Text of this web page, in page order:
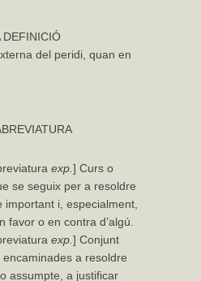
DEFINICIÓ
del peridi, quan en
exp.] Curs o
se seguix per a resoldre
important i, especialment,
favor o en contra d’algú.
exp.] Conjunt
encaminades a resoldre
assumpte, a justificar